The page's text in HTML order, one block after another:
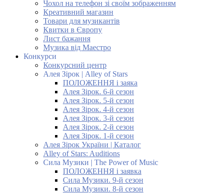
Чохол на телефон зі своїм зображенням
Креативний магазин
Товари для музикантів
Квитки в Європу
Лист бажання
Музика від Маестро
Конкурси
Конкурсний центр
Алея Зірок | Alley of Stars
ПОЛОЖЕННЯ і заяка
Алея Зірок. 6-й сезон
Алея Зірок. 5-й сезон
Алея Зірок. 4-й сезон
Алея Зірок. 3-й сезон
Алея Зірок. 2-й сезон
Алея Зірок. 1-й сезон
Алея Зірок України | Каталог
Alley of Stars: Auditions
Сила Музики | The Power of Music
ПОЛОЖЕННЯ і заявка
Сила Музики. 9-й сезон
Сила Музики. 8-й сезон